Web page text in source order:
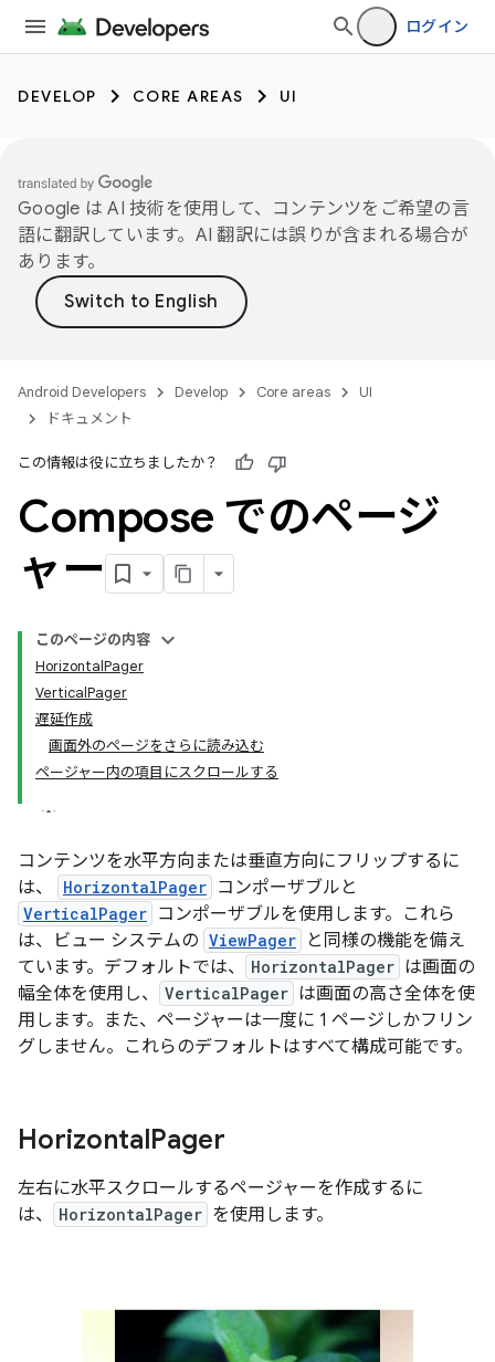
ログイン
DEVELOP CORE AREAS UI
Google は AI 技術を使用して、コンテンツをご希望の言
語に翻訳しています。AI 翻訳には誤りが含まれる場合が
あります。
Android Developers Develop Core areas
UI
ドキュメント
この情報は役に立ちましたか？
Compose でのページ
ャー
このページの内容
HorizontalPager
VerticalPager
遅延作成
画面外のページをさらに読み込む
ページャー内の項目にスクロールする
コンテンツを水平方向または垂直方向にフリップするに
は、
HorizontalPager コンポーザブルと
VerticalPager コンポーザブルを使用します。これら
は、ビュー システムの ViewPager
と同様の機能を備え
ています。デフォルトでは、
HorizontalPager は画面の
幅全体を使用し、
VerticalPager は画面の高さ全体を使
用します。また、ページャーは一度に 1 ページしかフリン
グしません。これらのデフォルトはすべて構成可能です。
HorizontalPager
左右に水平スクロールするページャーを作成するに
は、
HorizontalPager を使用します。